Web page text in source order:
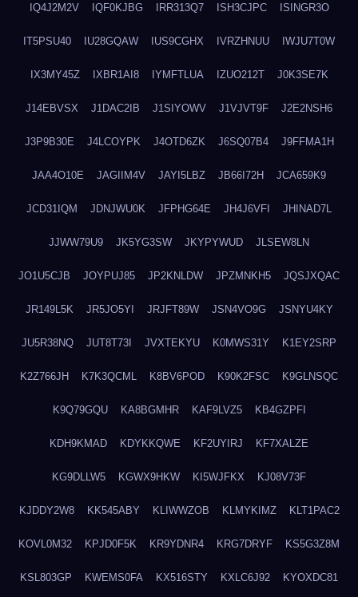
IQ4J2M2V IQF0KJBG IRR313Q7 ISH3CJPC ISINGR3O
IT5PSU40 IU28GQAW IUS9CGHX IVRZHNUU IWJU7T0W
IX3MY45Z IXBR1AI8 IYMFTLUA IZUO212T J0K3SE7K
J14EBVSX J1DAC2IB J1SIYOWV J1VJVT9F J2E2NSH6
J3P9B30E J4LCOYPK J4OTD6ZK J6SQ07B4 J9FFMA1H
JAA4O10E JAGIIM4V JAYI5LBZ JB66I72H JCA659K9
JCD31IQM JDNJWU0K JFPHG64E JH4J6VFI JHINAD7L
JJWW79U9 JK5YG3SW JKYPYWUD JLSEW8LN
JO1U5CJB JOYPUJ85 JP2KNLDW JPZMNKH5 JQSJXQAC
JR149L5K JR5JO5YI JRJFT89W JSN4VO9G JSNYU4KY
JU5R38NQ JUT8T73I JVXTEKYU K0MWS31Y K1EY2SRP
K2Z766JH K7K3QCML K8BV6POD K90K2FSC K9GLNSQC
K9Q79GQU KA8BGMHR KAF9LVZ5 KB4GZPFI
KDH9KMAD KDYKKQWE KF2UYIRJ KF7XALZE
KG9DLLW5 KGWX9HKW KI5WJFKX KJ08V73F
KJDDY2W8 KK545ABY KLIWWZOB KLMYKIMZ KLT1PAC2
KOVL0M32 KPJD0F5K KR9YDNR4 KRG7DRYF KS5G3Z8M
KSL803GP KWEMS0FA KX516STY KXLC6J92 KYOXDC81